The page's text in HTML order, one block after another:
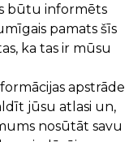
būtu informēts
pamats šīs
ka tas ir mūsu
apstrāde
jūsu atlasi un,
nosūtāt savu